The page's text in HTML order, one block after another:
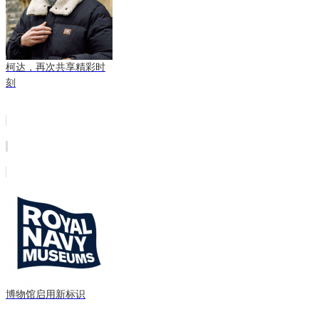
柯达，再次共享精彩时
刻
博物馆启用新标识